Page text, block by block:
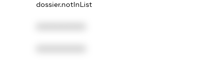
dossier.notInList